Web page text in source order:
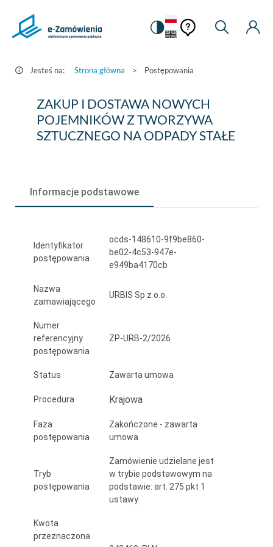
Postępowania
Zamówienia.gov.pl
Zmiana
na
kontrastową
Pomoc
kontekstowa
Pomoc
Moje
Jesteś na: Strona główna > Postępowania
ZAKUP
DOSTAWA
Z
SZTUCZNEGO
NA
ODPADY
STAŁE
ZAKUP I DOSTAWA NOWYCH
POJEMNIKÓW Z TWORZYWA
SZTUCZNEGO NA ODPADY STAŁE
Informacje podstawowe
Identyfikator
postępowania
ocds-148610-9f9be860-
be02-4c53-947e-
e949ba4170cb
Nazwa
zamawiającego
URBIS Sp z o.o.
Numer
referencyjny
postępowania
ZP-URB-2/2026
Status Zawarta umowa
Procedura Krajowa
Faza
postępowania
Zakończone - zawarta
umowa
Tryb
postępowania
Zamówienie udzielane jest
w trybie podstawowym na
podstawie: art. 275 pkt 1
ustawy
Kwota
przeznaczona